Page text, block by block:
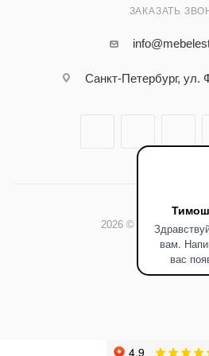
вам.
вас
ЗАКАЗАТЬ
Санкт-Петербург, ул.
2026 © Мебельный